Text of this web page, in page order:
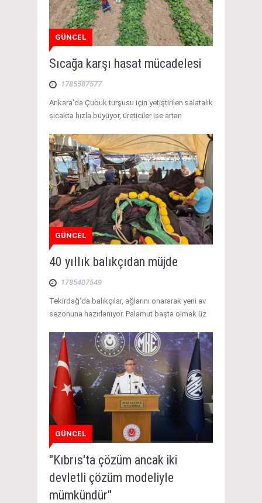
GÜNCEL
Sıcağa karşı hasat mücadelesi
1785587577
Ankara'da Çubuk turşusu için yetiştirilen salatalık
sıcakta hızla büyüyor, üreticiler ise artan
GÜNCEL
40 yıllık balıkçıdan müjde
1785407549
Tekirdağ’da balıkçılar, ağlarını onararak yeni av
sezonuna hazırlanıyor. Palamut başta olmak üz
GÜNCEL
"Kıbrıs'ta çözüm ancak iki
devletli çözüm modeliyle
mümkündür"